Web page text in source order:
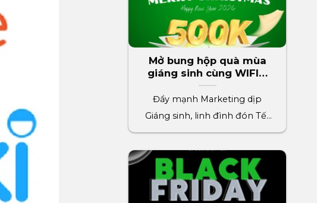
Mở bung hộp quà mùa
giáng sinh cùng WIFIM
phần quà trị giá 500k
Đẩy mạnh Marketing dịp
Giáng sinh, linh đình đón Tết
2024 cùng WIFIM. Thúc đẩy[...]